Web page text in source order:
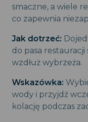
smaczne, a wiele
co zapewnia
Jak dotrzeć:
do pasa
wzdłuż wybrzeża.
Wskazówka:
wody i przyjdź
kolację podczas